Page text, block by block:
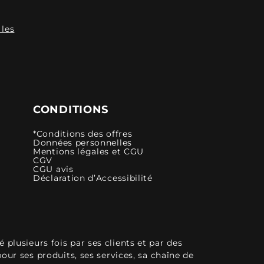
CONDITIONS
*Conditions des offres
Données personnelles
Mentions légales et CGU
CGV
CGU avis
Déclaration d’Accessibilité
plusieurs fois par ses clients et par des
ses produits, ses services, sa chaîne de